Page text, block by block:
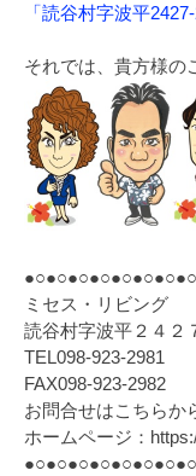
「読谷村字波平2427-
それでは、貴方様の
ミセス・リビング
読谷村字波平２４
TEL098-923-2981
FAX098-923-2982
お問合せはこちらか
ホームページ：